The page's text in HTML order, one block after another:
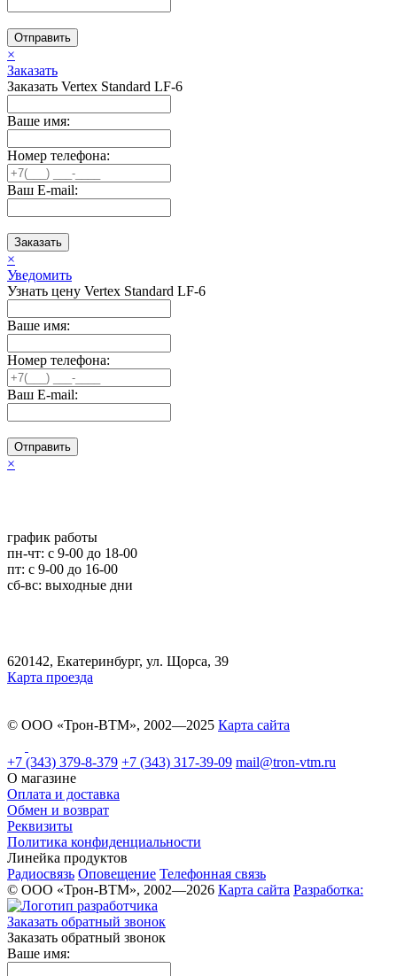
Отправить
×
Заказать
Заказать Vertex Standard LF-6
Ваше имя:
Номер телефона:
Ваш E-mail:
Заказать
×
Уведомить
Узнать цену Vertex Standard LF-6
Ваше имя:
Номер телефона:
Ваш E-mail:
Отправить
×
график работы
пн-чт: c 9-00 до 18-00
пт: с 9-00 до 16-00
сб-вс: выходные дни
620142, Екатеринбург, ул. Щорса, 39
Карта проезда
© ООО «Трон-ВТМ», 2002—2025 Карта сайта
+7 (343) 379-8-379 +7 (343) 317-39-09 mail@tron-vtm.ru
О магазине
Оплата и доставка
Обмен и возврат
Реквизиты
Политика конфиденциальности
Линейка продуктов
Радиосвязь Оповещение Телефонная связь
© ООО «Трон-ВТМ», 2002—2026 Карта сайта Разработка:
Заказать обратный звонок
Заказать обратный звонок
Ваше имя: